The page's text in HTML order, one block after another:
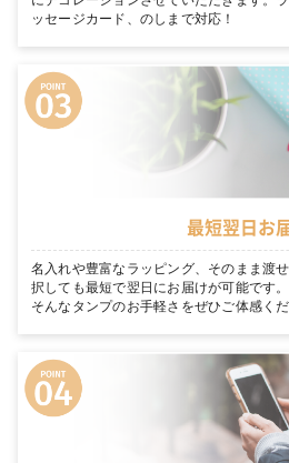
ッセージカード、のしまで対応！
最短翌日お
名入れや豊富なラッピング、そのまま渡
択しても最短で翌日にお届けが可能です
そんなタンプのお手軽さをぜひご体感くだ